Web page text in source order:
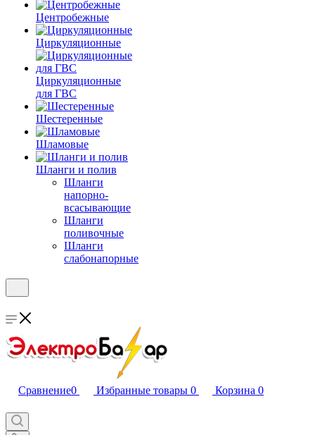
Центробежные
Циркуляционные
Циркуляционные
для ГВС
Шестеренные
Шламовые
Шланги и полив
Шланги
напорно-
всасывающие
Шланги
поливочные
Шланги
слабонапорные
Сравнение0 Избранные товары 0 Корзина 0